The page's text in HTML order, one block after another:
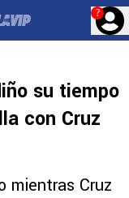
?
su tiempo
con Cruz
mientras Cruz